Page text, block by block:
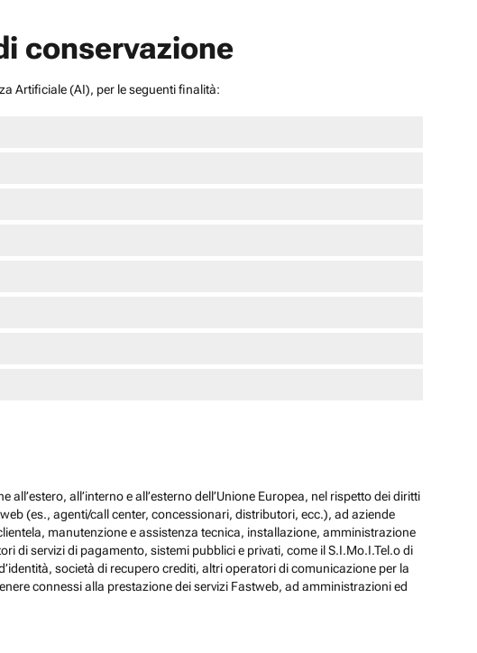
conservazione
Artificiale (AI), per le seguenti finalità:
all’interno e all’esterno dell’Unione Europea, nel rispetto dei diritti
(es., agenti/call center, concessionari, distributori, ecc.), ad aziende
manutenzione e assistenza tecnica, installazione, amministrazione
di servizi di pagamento, sistemi pubblici e privati, come il S.I.Mo.I.Tel.o di
società di recupero crediti, altri operatori di comunicazione per la
connessi alla prestazione dei servizi Fastweb, ad amministrazioni ed